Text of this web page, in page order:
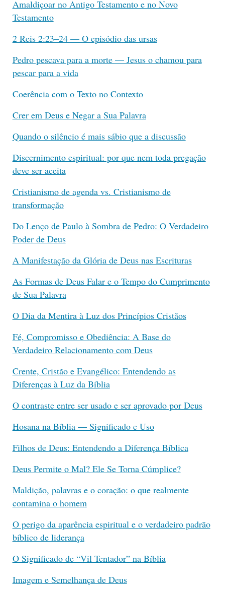
Amaldiçoar no Antigo Testamento e no Novo
Testamento
2 Reis 2:23–24 — O episódio das ursas
Pedro pescava para a morte — Jesus o chamou para
pescar para a vida
Coerência com o Texto no Contexto
Crer em Deus e Negar a Sua Palavra
Quando o silêncio é mais sábio que a discussão
Discernimento espiritual: por que nem toda pregação
deve ser aceita
Cristianismo de agenda vs. Cristianismo de
transformação
Do Lenço de Paulo à Sombra de Pedro: O Verdadeiro
Poder de Deus
A Manifestação da Glória de Deus nas Escrituras
As Formas de Deus Falar e o Tempo do Cumprimento
de Sua Palavra
O Dia da Mentira à Luz dos Princípios Cristãos
Fé, Compromisso e Obediência: A Base do
Verdadeiro Relacionamento com Deus
Crente, Cristão e Evangélico: Entendendo as
Diferenças à Luz da Bíblia
O contraste entre ser usado e ser aprovado por Deus
Hosana na Bíblia — Significado e Uso
Filhos de Deus: Entendendo a Diferença Bíblica
Deus Permite o Mal? Ele Se Torna Cúmplice?
Maldição, palavras e o coração: o que realmente
contamina o homem
O perigo da aparência espiritual e o verdadeiro padrão
bíblico de liderança
O Significado de “Vil Tentador” na Bíblia
Imagem e Semelhança de Deus